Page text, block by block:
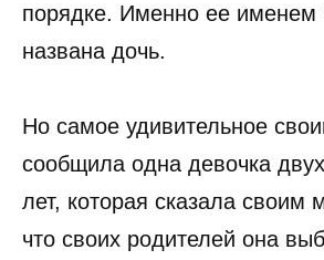
порядке. Именно ее именем
названа дочь.
Но самое удивительное
сообщила одна девочка
лет, которая сказала своим
что своих родителей она